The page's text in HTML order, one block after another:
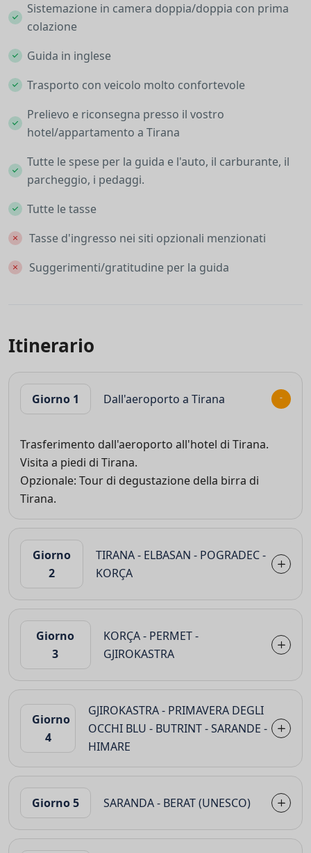
Sistemazione in camera doppia/doppia con prima
colazione
Guida in inglese
Trasporto con veicolo molto confortevole
Prelievo e riconsegna presso il vostro
hotel/appartamento a Tirana
Tutte le spese per la guida e l'auto, il carburante, il
parcheggio, i pedaggi.
Tutte le tasse
Tasse d'ingresso nei siti opzionali menzionati
Suggerimenti/gratitudine per la guida
Itinerario
Giorno 1 Dall'aeroporto a Tirana
Trasferimento dall'aeroporto all'hotel di Tirana.
Visita a piedi di Tirana.
Opzionale: Tour di degustazione della birra di
Tirana.
Giorno
2
TIRANA - ELBASAN - POGRADEC -
KORÇA
Giorno
3
KORÇA - PERMET -
GJIROKASTRA
Giorno
4
GJIROKASTRA - PRIMAVERA DEGLI
OCCHI BLU - BUTRINT - SARANDE -
HIMARE
Giorno 5 SARANDA - BERAT (UNESCO)